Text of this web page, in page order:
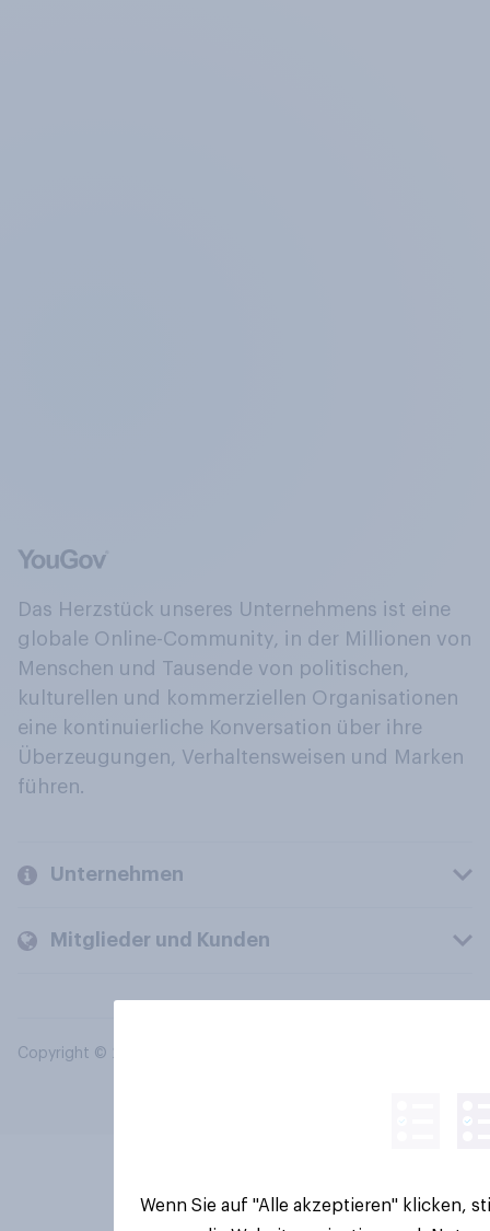
Das Herzstück unseres Unternehmens ist eine
globale Online-Community, in der Millionen von
Menschen und Tausende von politischen,
kulturellen und kommerziellen Organisationen
eine kontinuierliche Konversation über ihre
Überzeugungen, Verhaltensweisen und Marken
führen.
Unternehmen
Mitglieder und Kunden
Copyright © 2026 YouGov PLC. Alle Rechte vorbehalten.
Wenn Sie auf "Alle akzeptieren" klicken,